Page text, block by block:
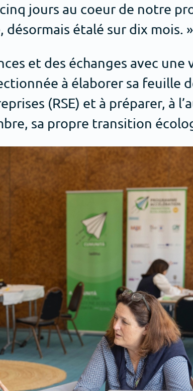
jours au coeur de notre
étalé sur dix mois. »
et des échanges avec une
à élaborer sa feuille
(RSE) et à préparer, à
sa propre transition